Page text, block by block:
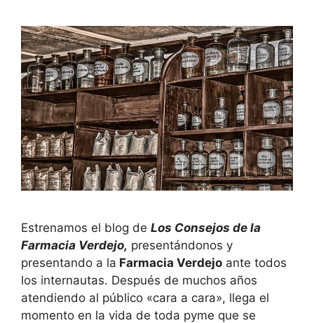
Estrenamos el blog de Los Consejos de la
Farmacia Verdejo, presentándonos y
presentando a la Farmacia Verdejo ante todos
los internautas. Después de muchos años
atendiendo al público «cara a cara», llega el
momento en la vida de toda pyme que se